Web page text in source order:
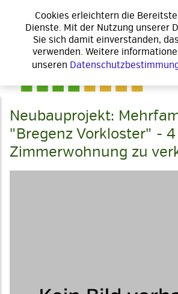
Neubauprojekt:
"Bregenz Vorkloster" - 4
Zimmerwohnung zu
Cookies erleichtern die
Dienste. Mit der Nutzung unserer
Sie sich damit einverstanden,
verwenden. Weitere
unseren